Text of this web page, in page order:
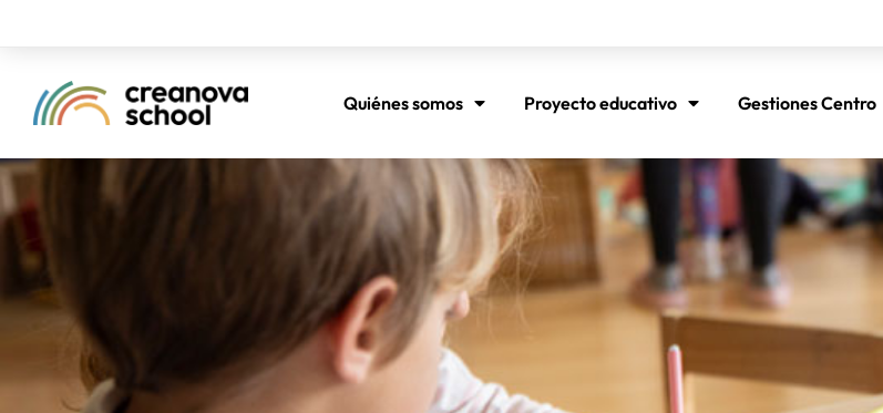
Quiénes somos Proyecto educativo Gestiones Centro